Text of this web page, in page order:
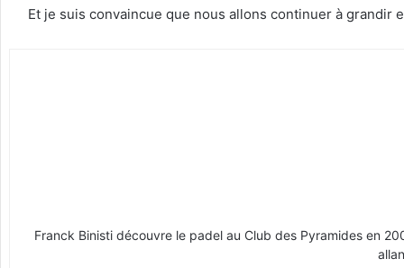
Et je suis convaincue que nous allons continuer à grandir
Franck Binisti découvre le padel au Club des Pyramides en